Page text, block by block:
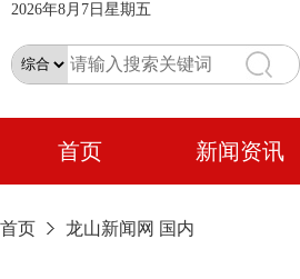
2026年8月7日星期五
首页 新闻资讯
首页 龙山新闻网 国内